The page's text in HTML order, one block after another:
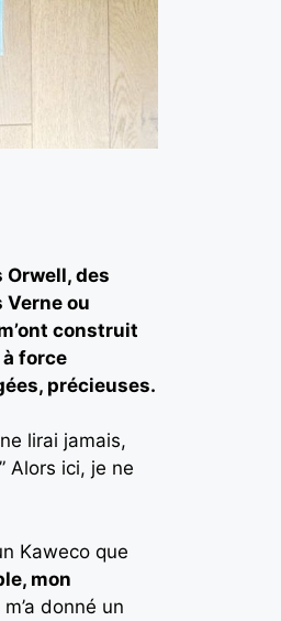
Orwell, des
Verne ou
construit
force
précieuses.
lirai jamais,
Alors ici, je ne
Kaweco que
mon
donné un